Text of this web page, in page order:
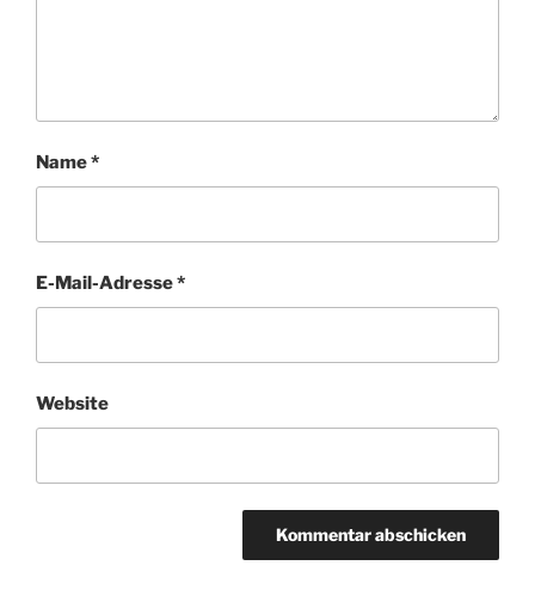
Name*
E-Mail-Adresse*
Website